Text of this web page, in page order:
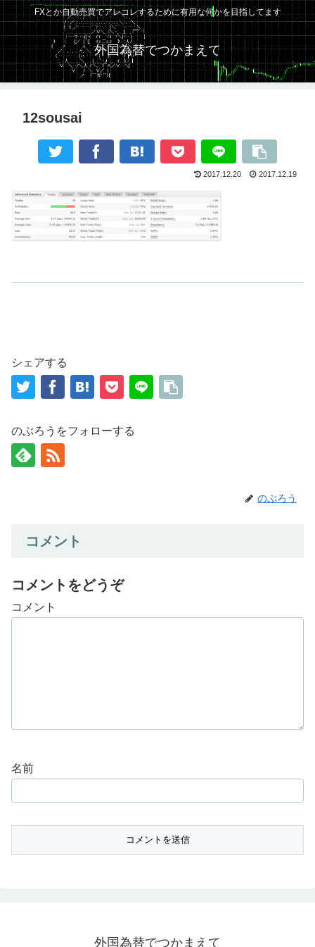
FXとか自動売買でアレコレするために有用な何かを目指してます
外国為替でつかまえて
12sousai
2017.12.20 2017.12.19
シェアする
のぶろうをフォローする
のぶろう
コメント
コメントをどうぞ
コメント
名前
外国為替でつかまえて